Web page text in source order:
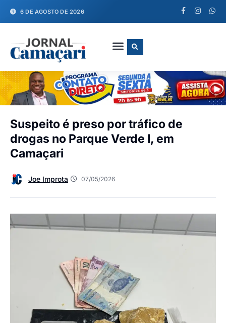
6 DE AGOSTO DE 2026
Suspeito é preso por tráfico de
drogas no Parque Verde I, em
Camaçari
Joe Improta 07/05/2026